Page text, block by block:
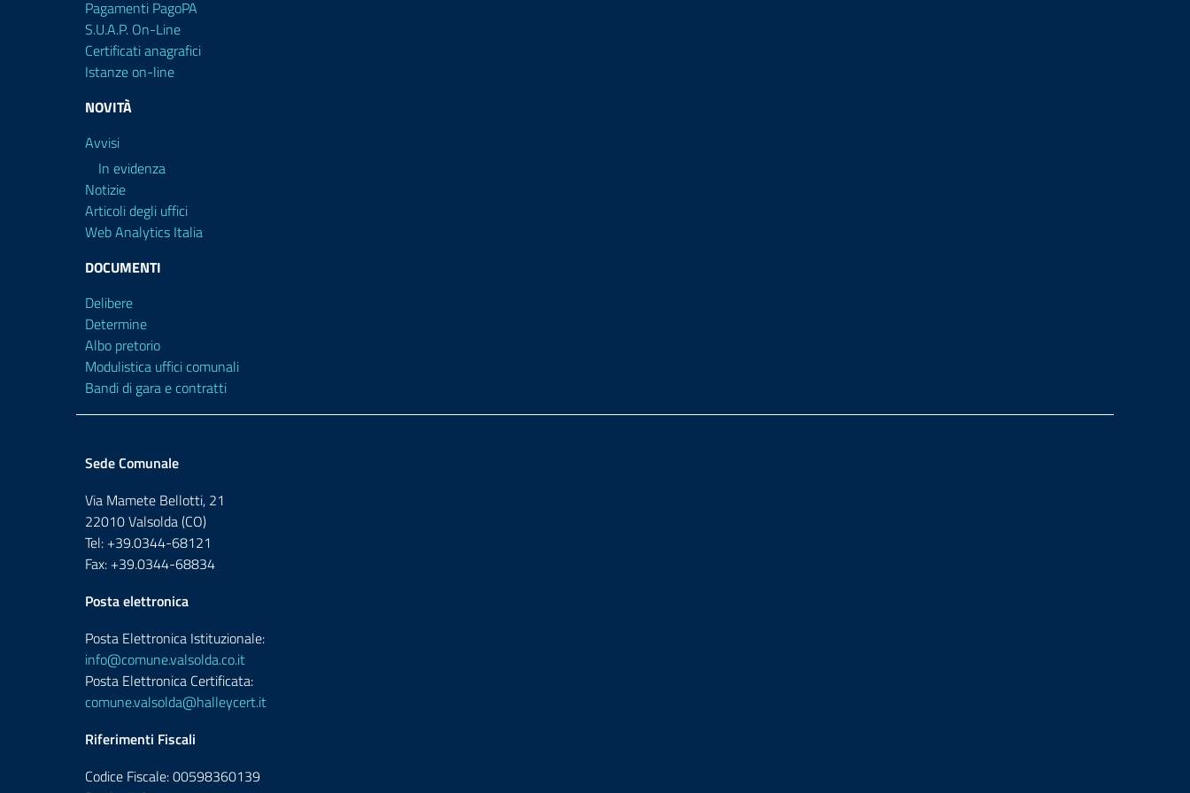
Pagamenti PagoPA
S.U.A.P. On-Line
Certificati anagrafici
Istanze on-line
NOVITÀ
Avvisi
In evidenza
Notizie
Articoli degli uffici
Web Analytics Italia
DOCUMENTI
Delibere
Determine
Albo pretorio
Modulistica uffici comunali
Bandi di gara e contratti
Sede Comunale
Via Mamete Bellotti, 21
22010 Valsolda (CO)
Tel: +39.0344-68121
Fax: +39.0344-68834
Posta elettronica
Posta Elettronica Istituzionale:
info@comune.valsolda.co.it
Posta Elettronica Certificata:
comune.valsolda@halleycert.it
Riferimenti Fiscali
Codice Fiscale: 00598360139